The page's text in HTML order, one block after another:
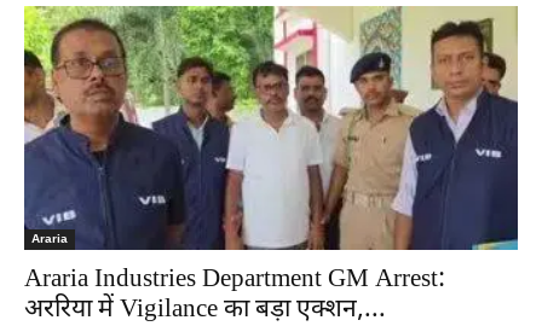
Araria
Araria Industries Department GM Arrest:
अररिया में Vigilance का बड़ा एक्शन,...